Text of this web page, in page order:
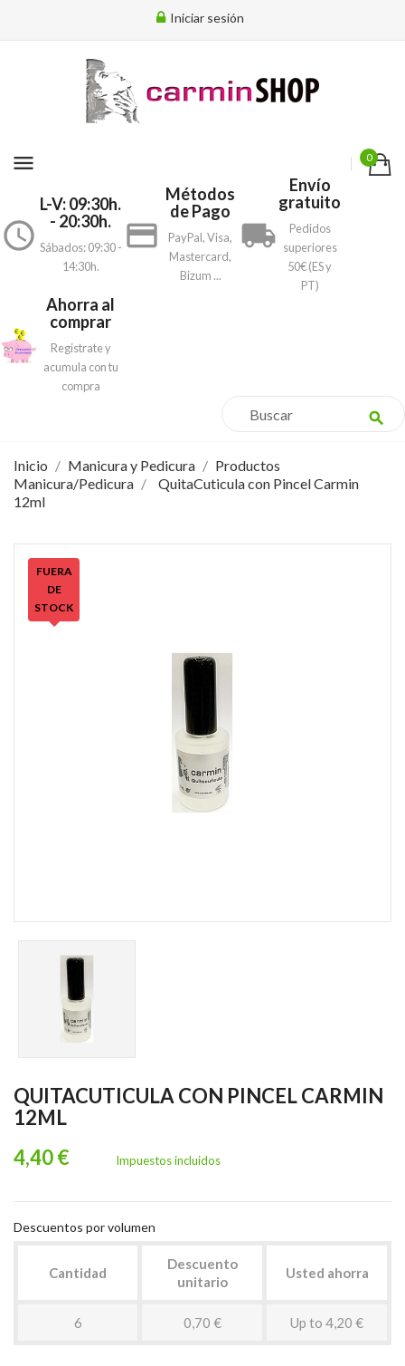
Iniciar sesión
menu 0
access_time
L-V: 09:30h.
- 20:30h.
Sábados: 09:30 -
14:30h.
payment
Métodos
de Pago
PayPal, Visa,
Mastercard,
Bizum ...
local_shipping
Envío
gratuito
Pedidos
superiores
50€ (ES y
PT)
Ahorra al
comprar
Registrate y
acumula con tu
compra
search
Inicio Manicura y Pedicura
Productos
Manicura/Pedicura
QuitaCuticula con Pincel Carmin
12ml
FUERA
DE
STOCK
QUITACUTICULA CON PINCEL CARMIN
12ML
4,40 €
Impuestos incluidos
Descuentos por volumen
Cantidad
Descuento
unitario
Usted ahorra
6 0,70 € Up to 4,20 €